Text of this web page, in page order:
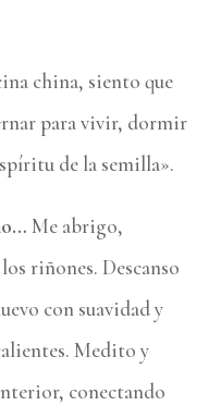
china, siento que
para vivir, dormir
de la semilla».
Me abrigo,
riñones. Descanso
con suavidad y
Medito y
conectando